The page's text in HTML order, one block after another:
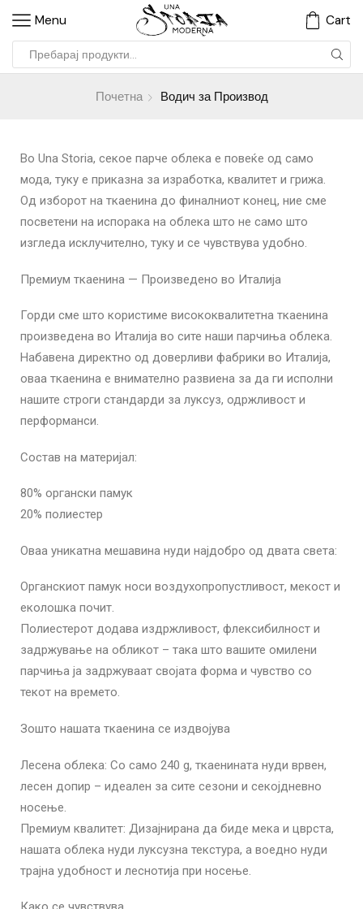
Menu Cart
Почетна Водич за Производ
Во Una Storia, секое парче облека е повеќе од само
мода, туку е приказна за изработка, квалитет и грижа.
Од изборот на ткаенина до финалниот конец, ние сме
посветени на испорака на облека што не само што
изгледа исклучително, туку и се чувствува удобно.
Премиум ткаенина — Произведено во Италија
Горди сме што користиме висококвалитетна ткаенина
произведена во Италија во сите наши парчиња облека.
Набавена директно од доверливи фабрики во Италија,
оваа ткаенина е внимателно развиена за да ги исполни
нашите строги стандарди за луксуз, одржливост и
перформанси.
Состав на материјал:
80% органски памук
20% полиестер
Оваа уникатна мешавина нуди најдобро од двата света:
Органскиот памук носи воздухопропустливост, мекост и
еколошка почит.
Полиестерот додава издржливост, флексибилност и
задржување на обликот – така што вашите омилени
парчиња ја задржуваат својата форма и чувство со
текот на времето.
Зошто нашата ткаенина се издвојува
Лесена облека: Со само 240 g, ткаенината нуди врвен,
лесен допир – идеален за сите сезони и секојдневно
носење.
Премиум квалитет: Дизајнирана да биде мека и цврста,
нашата облека нуди луксузна текстура, а воедно нуди
трајна удобност и леснотија при носење.